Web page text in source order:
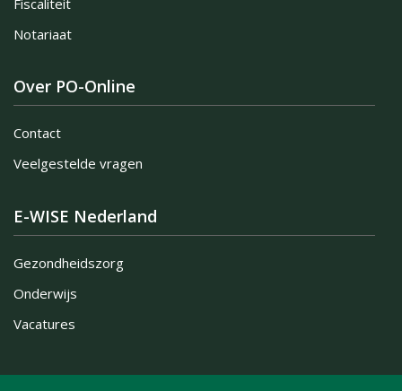
Notariaat
Over PO-Online
Contact
Veelgestelde vragen
E-WISE Nederland
Gezondheidszorg
Onderwijs
Vacatures